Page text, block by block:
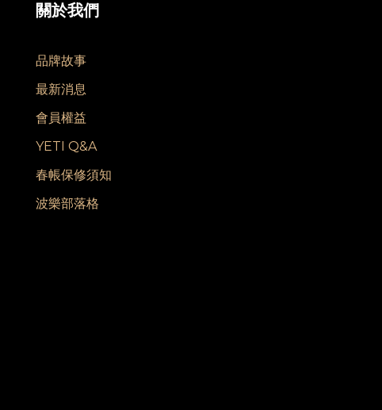
關於我們
品牌故事
最新消息
會員權益
YETI Q&A
春帳保修須知
波樂部落格